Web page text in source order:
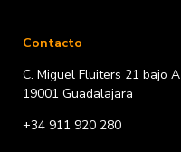
Contacto
C. Miguel Fluiters 21 bajo A
19001 Guadalajara
+34 911 920 280